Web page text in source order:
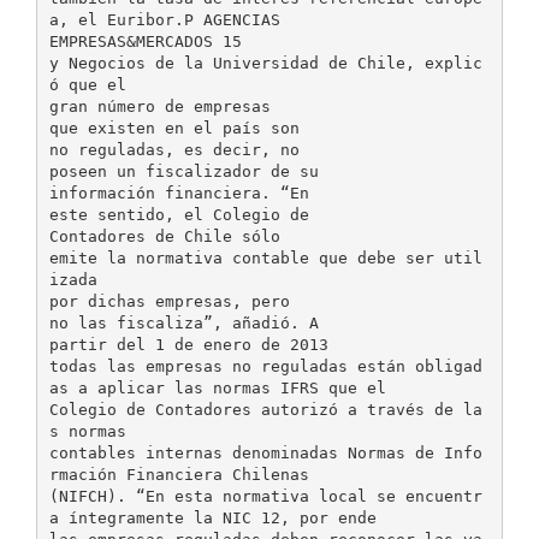
a, el Euribor.P AGENCIAS
EMPRESAS&MERCADOS 15
y Negocios de la Universidad de Chile, explic
ó que el
gran número de empresas
que existen en el país son
no reguladas, es decir, no
poseen un fiscalizador de su
información financiera. “En
este sentido, el Colegio de
Contadores de Chile sólo
emite la normativa contable que debe ser util
izada
por dichas empresas, pero
no las fiscaliza”, añadió. A
partir del 1 de enero de 2013
todas las empresas no reguladas están obligad
as a aplicar las normas IFRS que el
Colegio de Contadores autorizó a través de la
s normas
contables internas denominadas Normas de Info
rmación Financiera Chilenas
(NIFCH). “En esta normativa local se encuentr
a íntegramente la NIC 12, por ende